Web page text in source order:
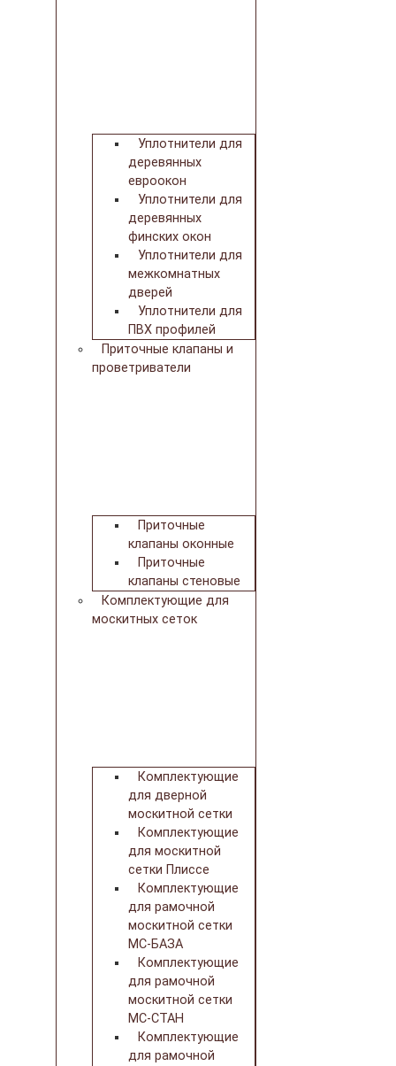
Уплотнители для
деревянных
евроокон
Уплотнители для
деревянных
финских окон
Уплотнители для
межкомнатных
дверей
Уплотнители для
ПВХ профилей
Приточные клапаны и
проветриватели
Приточные
клапаны оконные
Приточные
клапаны стеновые
Комплектующие для
москитных сеток
Комплектующие
для дверной
москитной сетки
Комплектующие
для москитной
сетки Плиссе
Комплектующие
для рамочной
москитной сетки
МС-БАЗА
Комплектующие
для рамочной
москитной сетки
МС-СТАН
Комплектующие
для рамочной